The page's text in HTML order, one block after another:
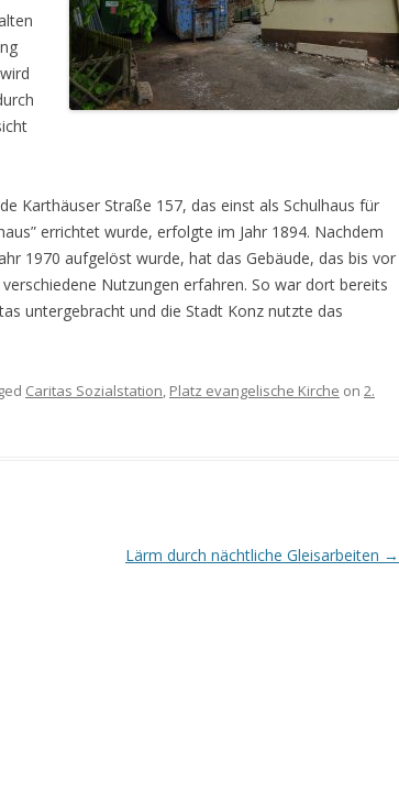
Karthäuser Straße 157, das einst als Schulhaus für
errichtet wurde, erfolgte im Jahr 1894. Nachdem
1970 aufgelöst wurde, hat das Gebäude, das bis vor
Nutzungen erfahren. So war dort bereits
untergebracht und die Stadt Konz nutzte das
Caritas Sozialstation, Platz evangelische Kirche on 2.
Lärm durch nächtliche Gleisarbeiten →